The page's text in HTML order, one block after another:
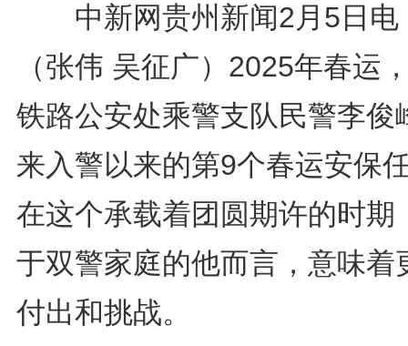
中新网贵州新闻2月5日
（张伟 吴征广）2025年春运
铁路公安处乘警支队民警李俊
来入警以来的第9个春运安保
在这个承载着团圆期许的时期
于双警家庭的他而言，意味着
付出和挑战。